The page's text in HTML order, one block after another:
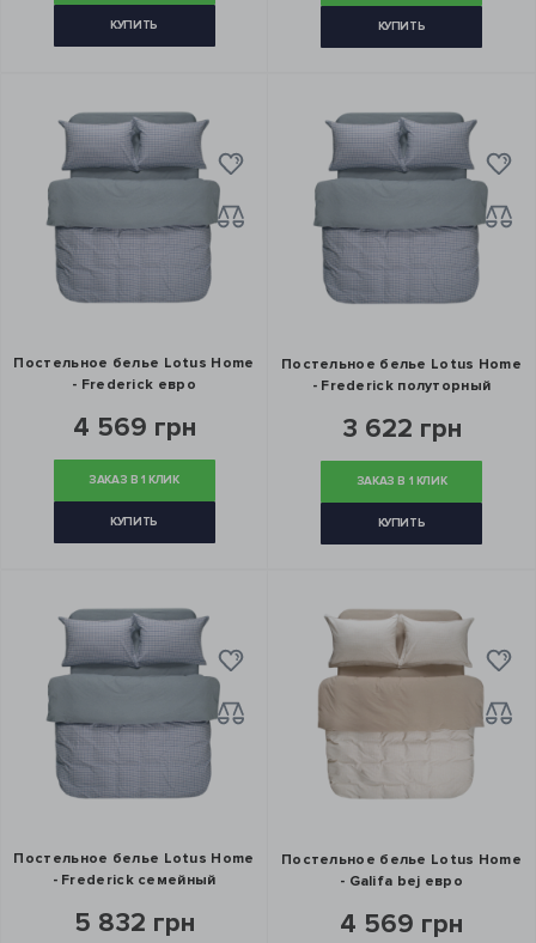
КУПИТЬ КУПИТЬ
Постельное белье Lotus Home
- Frederick евро
4 569 грн
ЗАКАЗ В 1 КЛИК
КУПИТЬ
Постельное белье Lotus Home
- Frederick полуторный
3 622 грн
ЗАКАЗ В 1 КЛИК
КУПИТЬ
Постельное белье Lotus Home
- Frederick семейный
5 832 грн
Постельное белье Lotus Home
- Galifa bej евро
4 569 грн